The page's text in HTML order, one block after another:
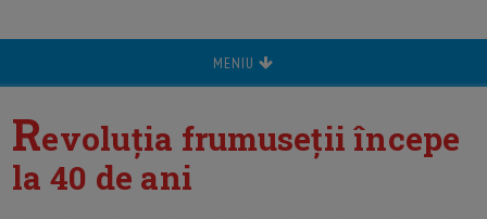
MENIU
Revoluția frumuseții începe
la 40 de ani